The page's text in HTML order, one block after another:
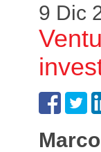
9 Dic